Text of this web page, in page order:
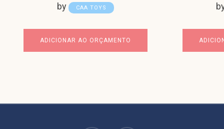
by CAA TOYS
ADICIONAR AO ORÇAMENTO